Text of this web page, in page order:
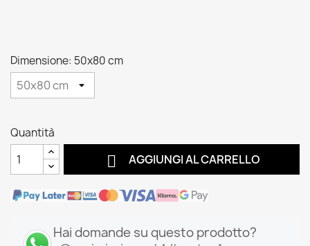
Dimensione: 50x80 cm
Quantità
 AGGIUNGI AL CARRELLO
Hai domande su questo prodotto?